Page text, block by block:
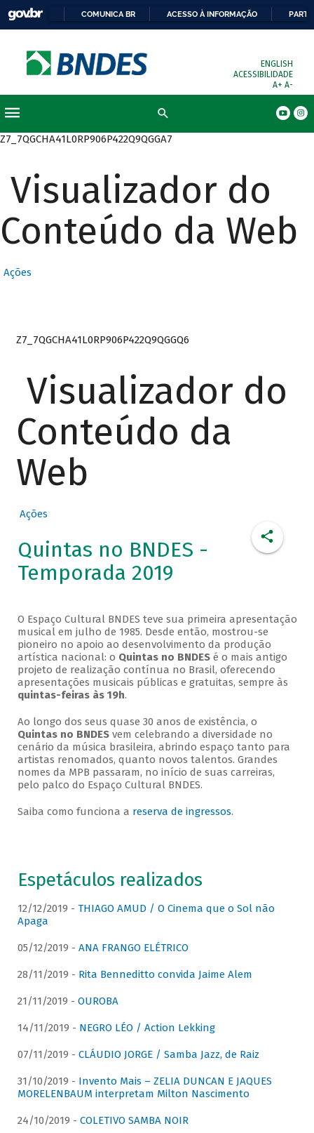
COMUNICA BR ACESSO À INFORMAÇÃO
ENGLISH
ACESSIBILIDADE
A+ A-
Z7_7QGCHA41L0RP906P422Q9QGGA7
Visualizador do
Conteúdo da Web
Ações
Z7_7QGCHA41L0RP906P422Q9QGGQ6
Visualizador do
Conteúdo da
Web
Ações
Quintas no BNDES -
Temporada 2019
O Espaço Cultural BNDES teve sua primeira apresentação
musical em julho de 1985. Desde então, mostrou-se
pioneiro no apoio ao desenvolvimento da produção
artística nacional: o Quintas no BNDESé o mais antigo
projeto de realização contínua no Brasil, oferecendo
apresentações musicais públicas e gratuitas, sempre às
quintas-feiras às 19h.
Ao longo dos seus quase 30 anos de existência, o
Quintas no BNDESvem celebrando a diversidade no
cenário da música brasileira, abrindo espaço tanto para
artistas renomados, quanto novos talentos. Grandes
nomes da MPB passaram, no início de suas carreiras,
pelo palco do Espaço Cultural BNDES.
Saiba como funciona a reserva de ingressos.
Espetáculos realizados
12/12/2019 - THIAGO AMUD / O Cinema que o Sol não
Apaga
05/12/2019 - ANA FRANGO ELÉTRICO
28/11/2019 - Rita Benneditto convida Jaime Alem
21/11/2019 - OUROBA
14/11/2019 - NEGRO LÉO / Action Lekking
07/11/2019 - CLÁUDIO JORGE / Samba Jazz, de Raiz
31/10/2019 - Invento Mais – ZELIA DUNCAN E JAQUES
MORELENBAUM interpretam Milton Nascimento
24/10/2019 - COLETIVO SAMBA NOIR